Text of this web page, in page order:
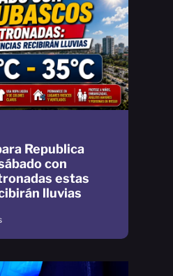
Republica
con
estas
lluvias